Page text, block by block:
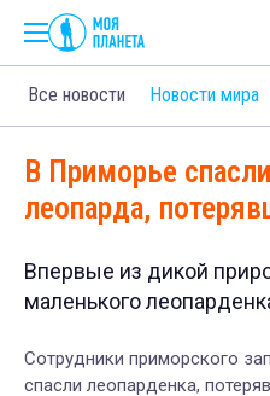
Все новости Новости мира
В Приморье
леопарда,
Впервые из дикой
маленького
Сотрудники приморского
спасли леопарденка,